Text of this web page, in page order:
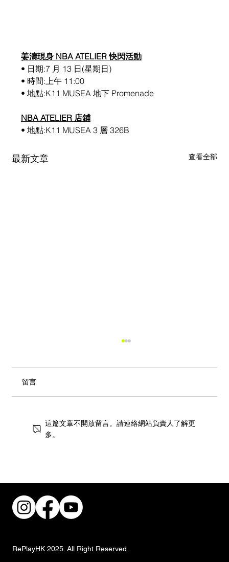
姜濤現身 NBA ATELIER 快閃活動
• 日期:7 月 13 日(星期日)
• 時間:上午 11:00
• 地點:K11 MUSEA 地下 Promenade
NBA ATELIER 店鋪
• 地點:K11 MUSEA 3 層 326B
最新文章 查看全部
留言
這篇文章不開放留言。請連絡網站負責人了解更
多。
RePlayHK 2025. All Right Reserved.